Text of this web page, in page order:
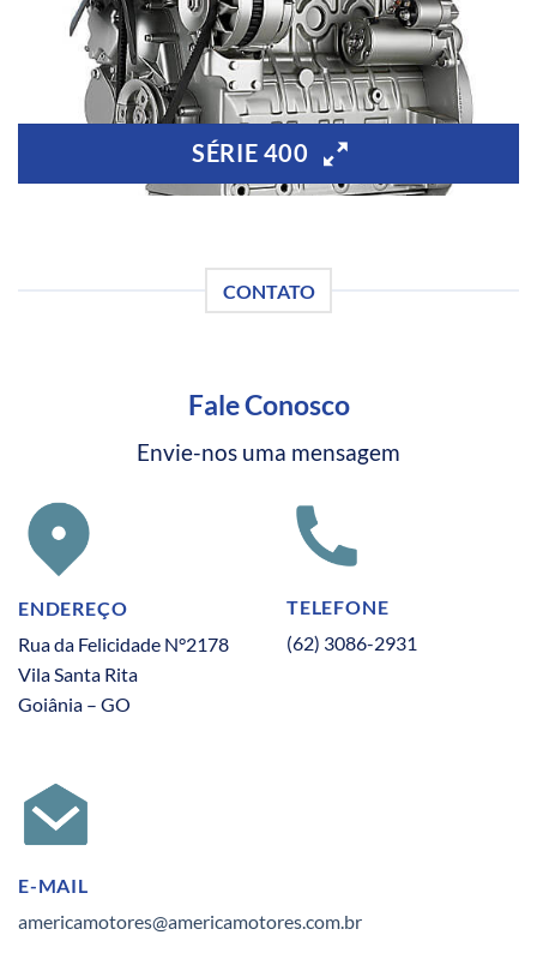
SÉRIE 400
CONTATO
Fale Conosco
Envie-nos uma mensagem
ENDEREÇO
Rua da Felicidade N°2178
Vila Santa Rita
Goiânia – GO
TELEFONE
(62) 3086-2931
E-MAIL
americamotores@americamotores.com.br